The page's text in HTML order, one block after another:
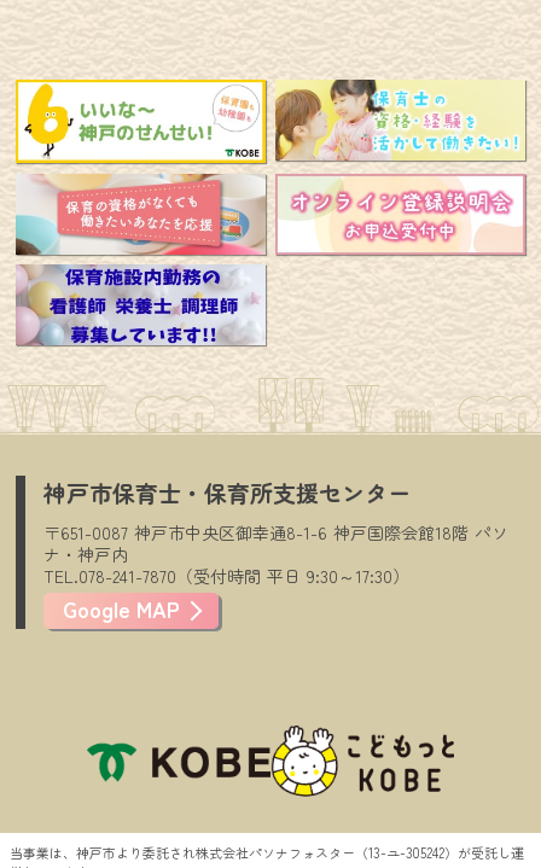
神戸市保育士・保育所支援センター
〒651-0087 神戸市中央区御幸通8-1-6 神戸国際会館18階 パソ
ナ・神戸内
TEL.078-241-7870（受付時間 平日 9:30～17:30）
Google MAP
当事業は、神戸市より委託され株式会社パソナフォスター（13-ユ-305242）が受託し運